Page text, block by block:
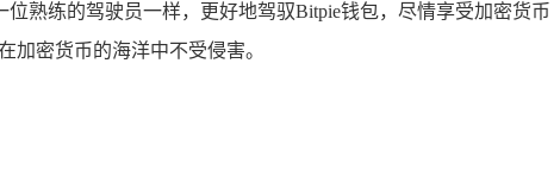
熟练的驾驶员一样，更好地驾驭Bitpie钱包，尽情享受加密货币
密货币的海洋中不受侵害。